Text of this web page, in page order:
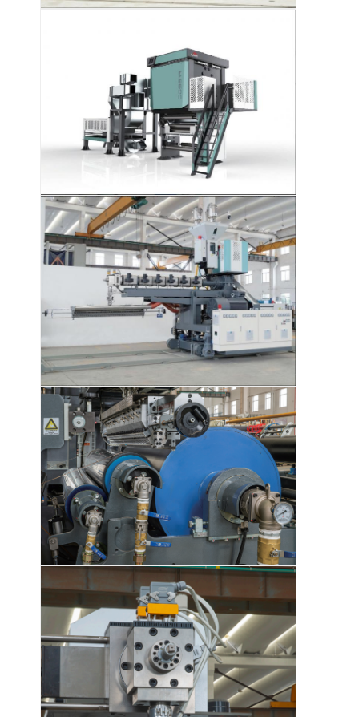
Nhà
Các sản phẩm
Tham quan nhà máy
Kiểm soát chất lượng
Liên hệ chúng tôi
Tin tức
Máy cán màng đùn
Máy ép màng
Máy tráng phủ